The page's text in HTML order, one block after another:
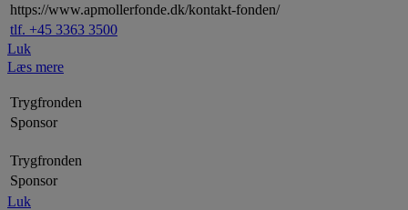
https://www.apmollerfonde.dk/kontakt-fonden/
tlf. +45 3363 3500
Luk
Læs mere
Trygfronden
Sponsor
Trygfronden
Sponsor
Luk